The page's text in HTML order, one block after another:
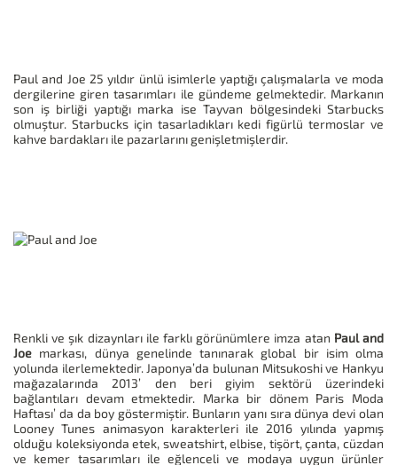
Paul and Joe 25 yıldır ünlü isimlerle yaptığı çalışmalarla ve moda
dergilerine giren tasarımları ile gündeme gelmektedir. Markanın
son iş birliği yaptığı marka ise Tayvan bölgesindeki Starbucks
olmuştur. Starbucks için tasarladıkları kedi figürlü termoslar ve
kahve bardakları ile pazarlarını genişletmişlerdir.
Renkli ve şık dizaynları ile farklı görünümlere imza atan Paul and
Joe markası, dünya genelinde tanınarak global bir isim olma
yolunda ilerlemektedir. Japonya’da bulunan Mitsukoshi ve Hankyu
mağazalarında 2013’ den beri giyim sektörü üzerindeki
bağlantıları devam etmektedir. Marka bir dönem Paris Moda
Haftası’ da da boy göstermiştir. Bunların yanı sıra dünya devi olan
Looney Tunes animasyon karakterleri ile 2016 yılında yapmış
olduğu koleksiyonda etek, sweatshirt, elbise, tişört, çanta, cüzdan
ve kemer tasarımları ile eğlenceli ve modaya uygun ürünler